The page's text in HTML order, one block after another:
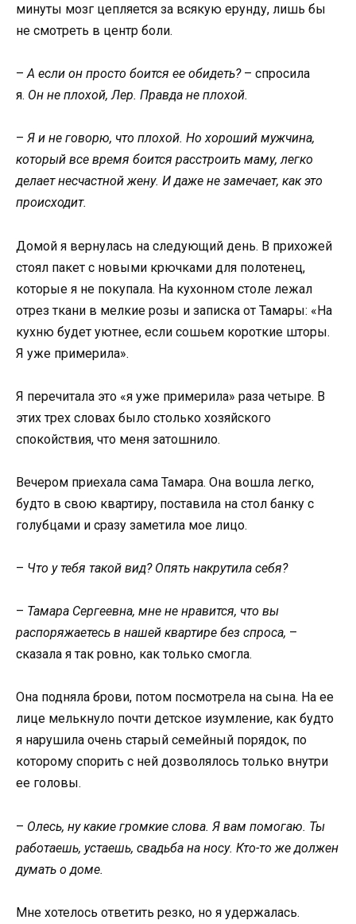
минуты мозг цепляется за всякую ерунду, лишь бы
не смотреть в центр боли.
–А если он просто боится ее обидеть?– спросила
я. Он не плохой, Лер. Правда не плохой.
– Я и не говорю, что плохой. Но хороший мужчина,
который все время боится расстроить маму, легко
делает несчастной жену. И даже не замечает, как это
происходит.
Домой я вернулась на следующий день. В прихожей
стоял пакет с новыми крючками для полотенец,
которые я не покупала. На кухонном столе лежал
отрез ткани в мелкие розы и записка от Тамары: «На
кухню будет уютнее, если сошьем короткие шторы.
Я уже примерила».
Я перечитала это «я уже примерила» раза четыре. В
этих трех словах было столько хозяйского
спокойствия, что меня затошнило.
Вечером приехала сама Тамара. Она вошла легко,
будто в свою квартиру, поставила на стол банку с
голубцами и сразу заметила мое лицо.
– Что у тебя такой вид? Опять накрутила себя?
– Тамара Сергеевна, мне не нравится, что вы
распоряжаетесь в нашей квартире без спроса, –
сказала я так ровно, как только смогла.
Она подняла брови, потом посмотрела на сына. На ее
лице мелькнуло почти детское изумление, как будто
я нарушила очень старый семейный порядок, по
которому спорить с ней дозволялось только внутри
ее головы.
– Олесь, ну какие громкие слова. Я вам помогаю. Ты
работаешь, устаешь, свадьба на носу. Кто-то же должен
думать о доме.
Мне хотелось ответить резко, но я удержалась.